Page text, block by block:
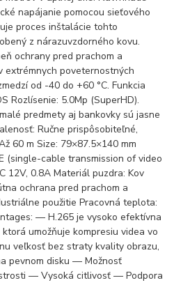
napájanie pomocou sieťového
proces inštalácie tohto
z nárazuvzdorného kovu.
ochrany pred prachom a
extrémnych poveternostných
od -40 do +60 °C. Funkcia
Rozlísenie: 5.0Mp (SuperHD).
predmety aj bankovky sú jasne
Ručne prispôsobiteľné,
60 m Size: 79×87.5×140 mm
(single-cable transmission of video
12V, 0.8A Materiál puzdra: Kov
ochrana pred prachom a
použitie Pracovná teplota:
— H.265 je vysoko efektívna
umožňuje kompresiu videa vo
veľkosť bez straty kvality obrazu,
pevnom disku — Možnosť
— Vysoká citlivosť — Podpora